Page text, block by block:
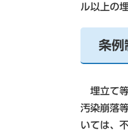
ル以上の
条例
埋立て等
汚染崩落
いては、